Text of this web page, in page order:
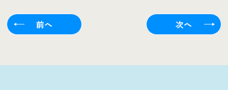
前へ 次へ